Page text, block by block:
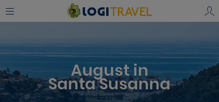
August in
Santa Susanna